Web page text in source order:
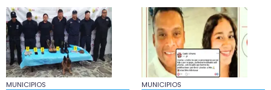
En Chocamán tiran barda y toman Palacio
molestos por obra
19:13
Localizan a Abigail, estudiante UV, y a su padre
en José Azueta
MUNICIPIOS MUNICIPIOS